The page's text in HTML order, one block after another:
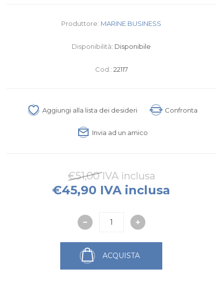
Produttore: MARINE BUSINESS
Disponibilità: Disponibile
Cod.: 22117
Aggiungi alla lista dei desideri Confronta
Invia ad un amico
€51,00 IVA inclusa
€45,90 IVA inclusa
ACQUISTA